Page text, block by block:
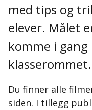
med tips og
elever. Målet
komme i gang
klasserommet.
Du finner alle
siden. I tillegg